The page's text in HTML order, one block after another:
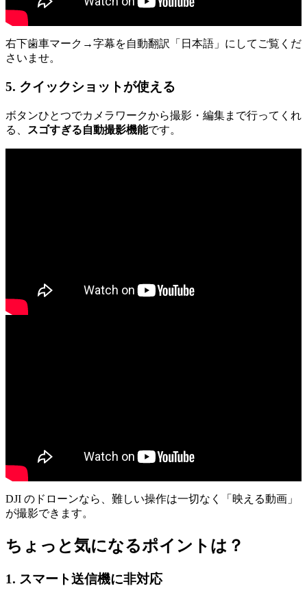
右下歯車マーク→字幕を自動翻訳「日本語」にしてご覧くだ
さいませ。
5. クイックショットが使える
ボタンひとつでカメラワークから撮影・編集まで行ってくれ
る、
スゴすぎる自動撮影機能です。
DJI のドローンなら、難しい操作は一切なく「映える動画」
が撮影できます。
ちょっと気になるポイントは？
1. スマート送信機に非対応